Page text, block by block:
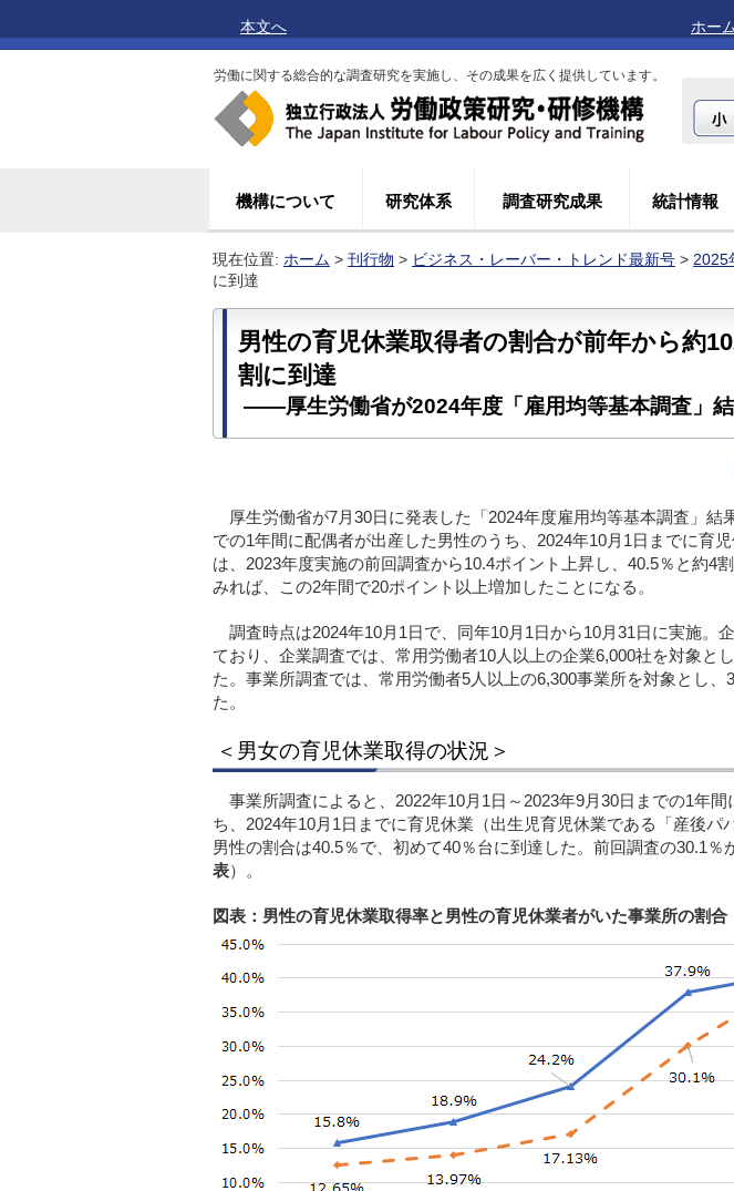
本文へ ホーム
労働に関する総合的な調査研究を実施し、その成果を広く提供しています。
機構について 研究体系 調査研究成果 統計情報
現在位置: ホーム > 刊行物 > ビジネス・レーバー・トレンド最新号 > 2025
に到達
男性の育児休業取得者の割合が前年から約
割に到達
――厚生労働省が2024年度「雇用均等基本調査」
厚生労働省が7月30日に発表した「2024年度雇用均等基本調査」結
での1年間に配偶者が出産した男性のうち、2024年10月1日までに育
は、2023年度実施の前回調査から10.4ポイント上昇し、40.5％と約4
みれば、この2年間で20ポイント以上増加したことになる。
調査時点は2024年10月1日で、同年10月1日から10月31日に実施。
ており、企業調査では、常用労働者10人以上の企業6,000社を対象と
た。事業所調査では、常用労働者5人以上の6,300事業所を対象とし
た。
＜男女の育児休業取得の状況＞
事業所調査によると、2022年10月1日～2023年9月30日までの1年間
ち、2024年10月1日までに育児休業（出生児育児休業である「産後パ
男性の割合は40.5％で、初めて40％台に到達した。前回調査の30.1％
表）。
図表：男性の育児休業取得率と男性の育児休業者がいた事業所の割合